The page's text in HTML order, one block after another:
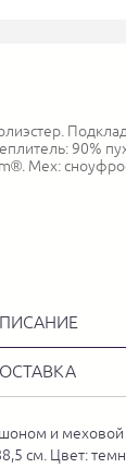
90%
Мех:
и
см. Цвет: